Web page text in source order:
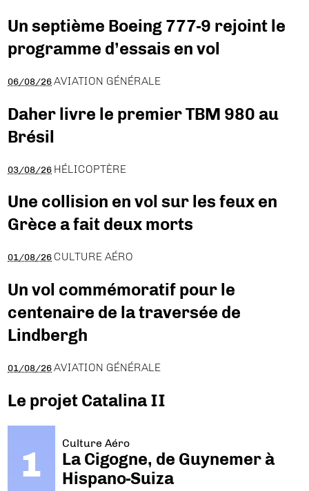
Un septième Boeing 777-9 rejoint le
programme d’essais en vol
06/08/26 AVIATION GÉNÉRALE
Daher livre le premier TBM 980 au
Brésil
03/08/26 HÉLICOPTÈRE
Une collision en vol sur les feux en
Grèce a fait deux morts
01/08/26 CULTURE AÉRO
Un vol commémoratif pour le
centenaire de la traversée de
Lindbergh
01/08/26 AVIATION GÉNÉRALE
Le projet Catalina II
Culture Aéro
La Cigogne, de Guynemer à
Hispano-Suiza